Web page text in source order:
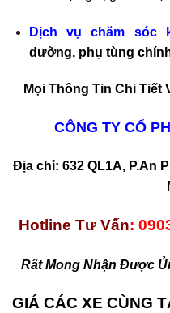
Dịch vụ chăm sóc
dưỡng, phụ tùng
Mọi Thông Tin Chi Tiết
CÔNG TY CỔ
Địa chỉ: 632 QL1A, P.An
Hotline Tư Vấn:
Rất Mong Nhận Được
GIÁ CÁC XE CÙNG